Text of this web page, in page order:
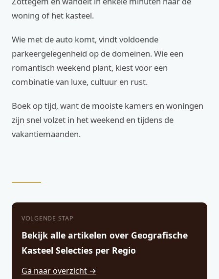
woning of het kasteel.
Wie met de auto komt, vindt voldoende
parkeergelegenheid op de domeinen. Wie een
romantisch weekend plant, kiest voor een
combinatie van luxe, cultuur en rust.
Boek op tijd, want de mooiste kamers en woningen
zijn snel volzet in het weekend en tijdens de
vakantiemaanden.
VOLGENDE STAP
Bekijk alle artikelen over Geografische
Kasteel Selecties per Regio
Ga naar overzicht →